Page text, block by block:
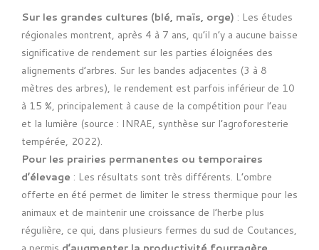
Sur les grandes cultures (blé, maïs, orge) : Les études
régionales montrent, après 4 à 7 ans, qu’il n’y a aucune baisse
significative de rendement sur les parties éloignées des
alignements d’arbres. Sur les bandes adjacentes (3 à 8
mètres des arbres), le rendement est parfois inférieur de 10
à 15 %, principalement à cause de la compétition pour l’eau
et la lumière (source : INRAE, synthèse sur l’agroforesterie
tempérée, 2022).
Pour les prairies permanentes ou temporaires
d’élevage : Les résultats sont très différents. L’ombre
offerte en été permet de limiter le stress thermique pour les
animaux et de maintenir une croissance de l’herbe plus
régulière, ce qui, dans plusieurs fermes du sud de Coutances,